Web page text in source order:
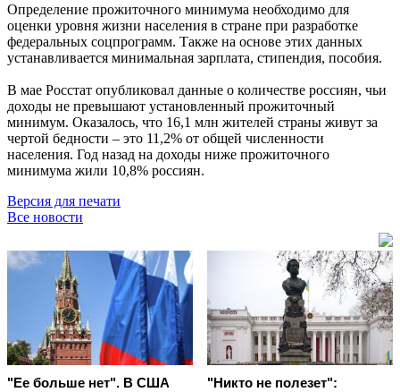
Определение прожиточного минимума необходимо для
оценки уровня жизни населения в стране при разработке
федеральных соцпрограмм. Также на основе этих данных
устанавливается минимальная зарплата, стипендия, пособия.
В мае Росстат опубликовал данные о количестве россиян, чьи
доходы не превышают установленный прожиточный
минимум. Оказалось, что 16,1 млн жителей страны живут за
чертой бедности – это 11,2% от общей численности
населения. Год назад на доходы ниже прожиточного
минимума жили 10,8% россиян.
Версия для печати
Все новости
"Ее больше нет". В США
"Никто не полезет":